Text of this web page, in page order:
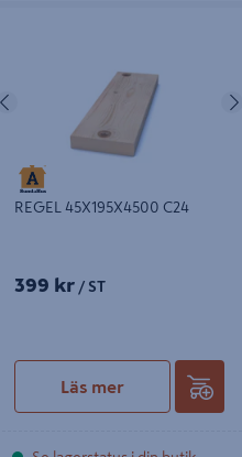
NästaFöregående
REGEL 45X195X4500 C24
399 kr / ST
Läs mer